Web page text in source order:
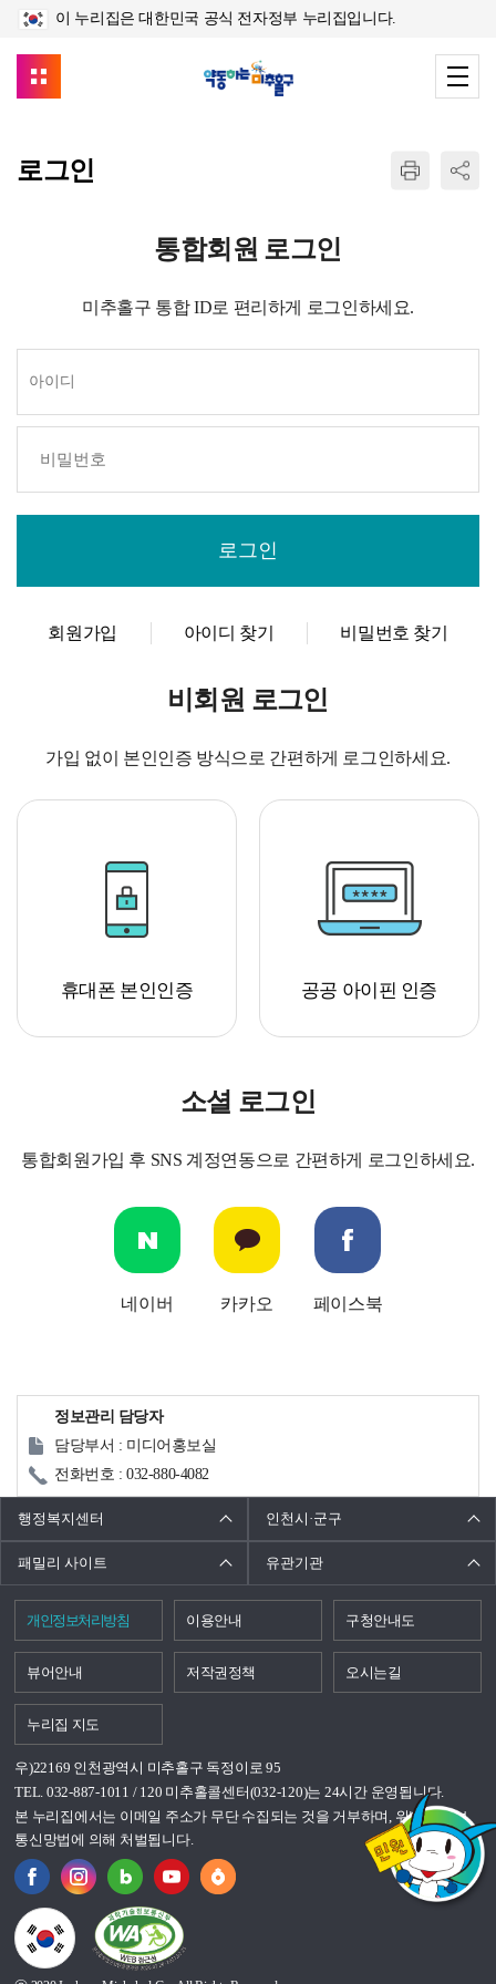
이 누리집은 대한민국 공식 전자정부 누리집입니다.
로그인
통합회원 로그인
미추홀구 통합 ID로 편리하게 로그인하세요.
회원가입 아이디 찾기 비밀번호 찾기
비회원 로그인
가입 없이 본인인증 방식으로 간편하게 로그인하세요.
휴대폰 본인인증 공공 아이핀 인증
소셜 로그인
통합회원가입 후 SNS 계정연동으로 간편하게 로그인하세요.
네이버 카카오 페이스북
정보관리 담당자
담당부서 : 미디어홍보실
전화번호 : 032-880-4082
행정복지센터 인천시·군구
패밀리 사이트 유관기관
개인정보처리방침 이용안내 구청안내도
뷰어안내 저작권정책 오시는길
누리집 지도
우)22169 인천광역시 미추홀구 독정이로 95
TEL. 032-887-1011 / 120 미추홀콜센터(032-120)는 24시간 운영됩니다.
본 누리집에서는 이메일 주소가 무단 수집되는 것을 거부하며, 위반시 정보
통신망법에 의해 처벌됩니다.
국가상징이란?